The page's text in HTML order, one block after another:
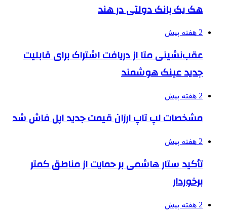
هک یک بانک دولتی در هند
2 هفته پیش
عقب‌نشینی متا از دریافت اشتراک برای قابلیت
جدید عینک هوشمند
2 هفته پیش
مشخصات لپ تاپ ارزان قیمت جدید اپل فاش شد
2 هفته پیش
تأکید ستار هاشمی بر حمایت از مناطق کمتر
برخوردار
2 هفته پیش